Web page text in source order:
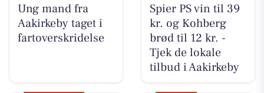
Ung mand fra
Aakirkeby taget i
fartoverskridelse
Spier PS vin til 39
kr. og Kohberg
brød til 12 kr. -
Tjek de lokale
tilbud i Aakirkeby